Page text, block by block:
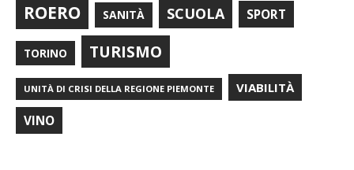
ROERO SANITÀ SCUOLA SPORT
TORINO TURISMO
UNITÀ DI CRISI DELLA REGIONE PIEMONTE VIABILITÀ
VINO